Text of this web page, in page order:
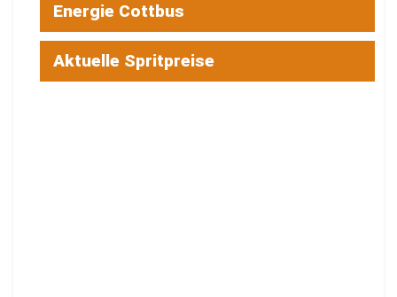
Energie Cottbus
Aktuelle Spritpreise